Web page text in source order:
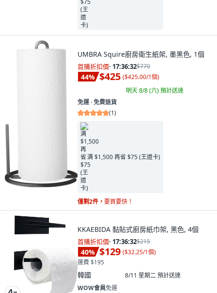
UMBRA Squire廚房衛生紙架, 墨黑色, 1個
首購折扣價· 17:36:31$770
44% $425 ($425.00/1個)
明天 8/8 (六)預計送達
免運 ∙ 免費退貨
(1)
满 $1,500 再省 $75 (王道卡)
僅剩2件， 要買要快！
KKAEBIDA 黏貼式廚房紙巾架, 黑色, 4個
首購折扣價· 17:36:31$215
40% $129 ($32.25/1個)
運費 $195
韓國 8/11 星期二預計送達
WOW會員免運